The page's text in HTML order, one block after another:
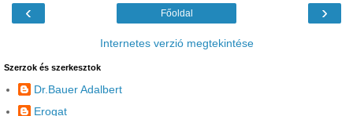
‹ ›
Főoldal
Internetes verzió megtekintése
Szerzok és szerkesztok
Dr.Bauer Adalbert
Erogat